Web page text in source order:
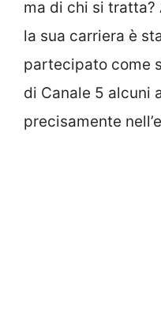
ma di chi si tratta?
la sua carriera è
partecipato come
di Canale 5 alcuni
precisamente